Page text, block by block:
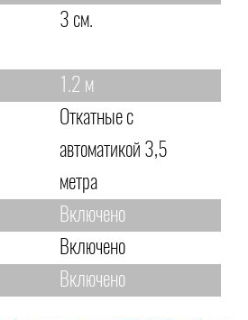
3 см.
1.2 м
Откатные с
автоматикой 3,5
метра
Включено
Включено
Включено